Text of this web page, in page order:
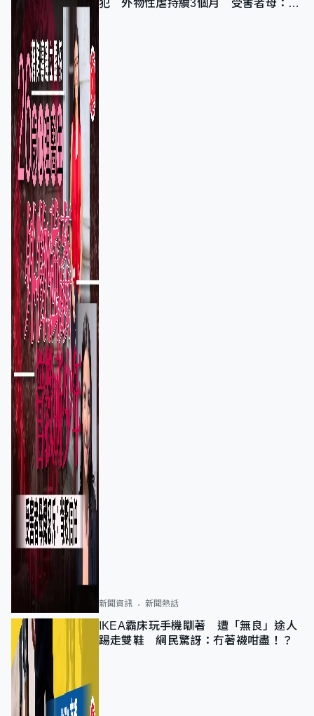
犯 外物性虐持續3個月 受害者母：要
新聞資訊 新聞熱話
IKEA霸床玩手機瞓著 遭「無良」途人
踢走雙鞋 網民驚訝：冇著襪咁盡！？